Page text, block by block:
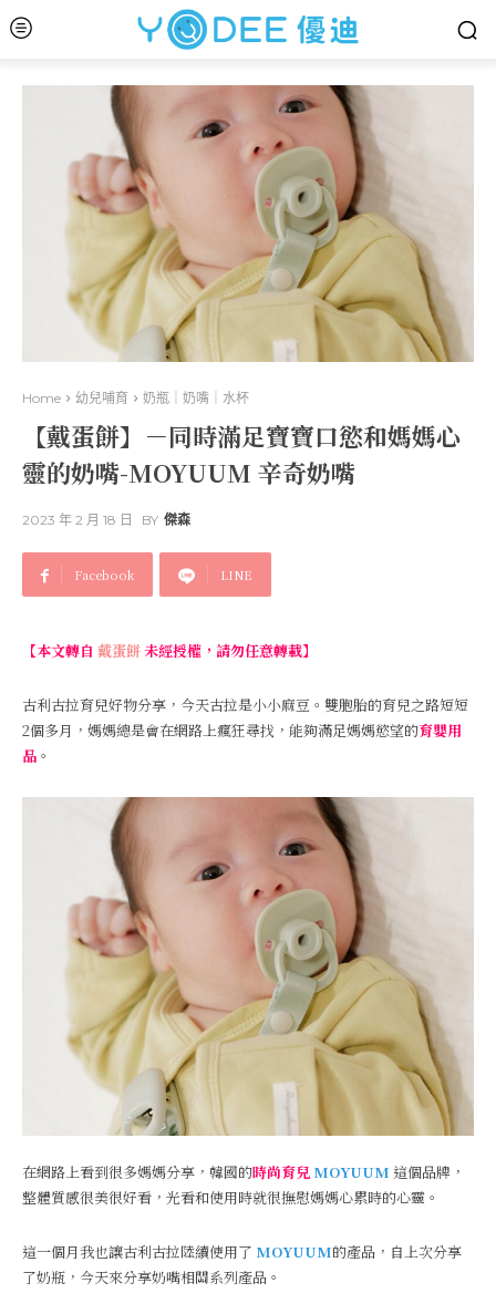
Home 幼兒哺育 奶瓶｜奶嘴｜水杯
【戴蛋餅】－同時滿足寶寶口慾和媽媽心
靈的奶嘴-MOYUUM 辛奇奶嘴
2023 年 2 月 18 日 BY 傑森
Facebook LINE
【本文轉自 戴蛋餅未經授權，請勿任意轉載】
古利古拉育兒好物分享，今天古拉是小小麻豆。雙胞胎的育兒之路短短
2個多月，媽媽總是會在網路上瘋狂尋找，能夠滿足媽媽慾望的育嬰用
品 。
在網路上看到很多媽媽分享，韓國的時尚育兒MOYUUM 這個品牌，
整體質感很美很好看，光看和使用時就很撫慰媽媽心累時的心靈。
這一個月我也讓古利古拉陸續使用了 MOYUUM的產品，自上次分享
了奶瓶，今天來分享奶嘴相關系列產品。